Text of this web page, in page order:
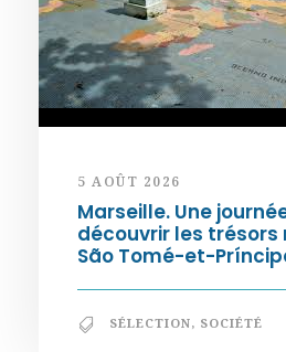
5 AOÛT 2026
Marseille. Une
découvrir les trésors
São Tomé-et-
SÉLECTION, SOCIÉTÉ